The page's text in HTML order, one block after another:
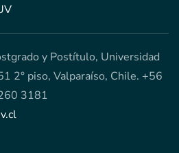
y Postítulo, Universidad
2° piso, Valparaíso, Chile. +56
3181